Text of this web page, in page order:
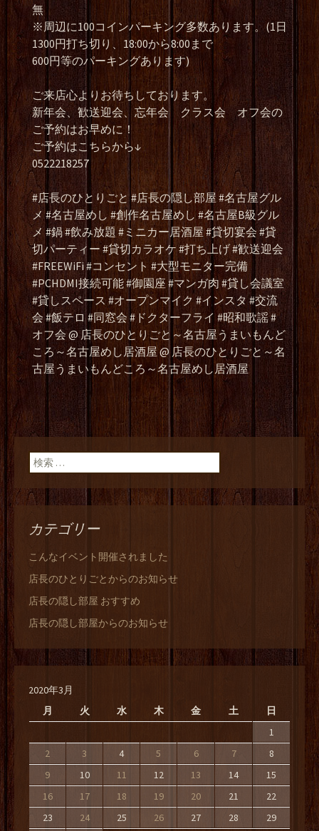
無
※周辺に100コインパーキング多数あります。(1日
1300円打ち切り、18:00から8:00まで
600円等のパーキングあります)
ご来店心よりお待ちしております。
新年会、歓送迎会、忘年会 クラス会 オフ会の
ご予約はお早めに！
ご予約はこちらから↓
0522218257
#店長のひとりごと #店長の隠し部屋 #名古屋グル
メ #名古屋めし #創作名古屋めし #名古屋B級グル
メ #鍋 #飲み放題 #ミニカー居酒屋 #貸切宴会 #貸
切パーティー #貸切カラオケ #打ち上げ #歓送迎会
#FREEWiFi #コンセント #大型モニター完備
#PCHDMI接続可能 #御園座 #マンガ肉 #貸し会議室
#貸しスペース #オープンマイク #インスタ #交流
会 #飯テロ #同窓会 #ドクターフライ #昭和歌謡 #
オフ会 @ 店長のひとりごと～名古屋うまいもんど
ころ～名古屋めし居酒屋 @ 店長のひとりごと～名
古屋うまいもんどころ～名古屋めし居酒屋
検索:
カテゴリー
こんなイベント開催されました
店長のひとりごとからのお知らせ
店長の隠し部屋 おすすめ
店長の隠し部屋からのお知らせ
2020年3月
月
火 水 木 金 土
日
1
2
3 4 5 6 7
8
9
10 11 12 13 14
15
16
17 18 19 20 21
22
23
24 25 26 27 28 29